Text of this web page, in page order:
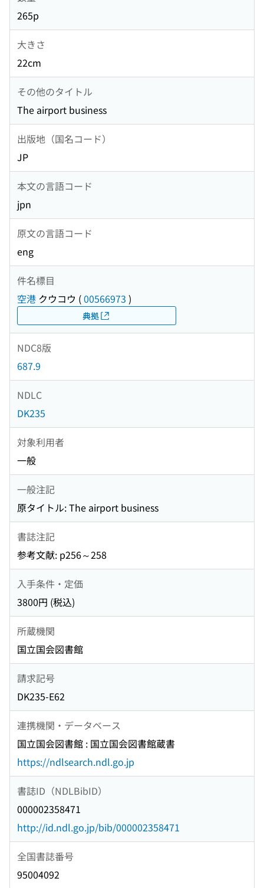
265p
大きさ
22cm
その他のタイトル
The airport business
出版地（国名コード）
JP
本文の言語コード
jpn
原文の言語コード
eng
件名標目
空港 クウコウ (00566973 )
典拠
NDC8版
687.9
NDLC
DK235
対象利用者
一般
一般注記
原タイトル: The airport business
書誌注記
参考文献: p256～258
入手条件・定価
3800円 (税込)
所蔵機関
国立国会図書館
請求記号
DK235-E62
連携機関・データベース
国立国会図書館 : 国立国会図書館蔵書
https://ndlsearch.ndl.go.jp
書誌ID（NDLBibID）
000002358471
http://id.ndl.go.jp/bib/000002358471
全国書誌番号
95004092